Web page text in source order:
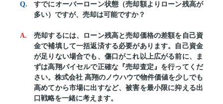
すでにオーバーローン状態（売却額よりローン残高が
多い）ですが、売却は可能ですか？
売却するには、ローン残高と売却価格の差額を自己資
金で補填して一括返済する必要があります。自己資金
が足りない場合でも、傷口がこれ以上広がる前に、ま
ずは高翔バイセルで正確な『売却査定』を行ってくだ
さい。株式会社 高翔のノウハウで物件価値を少しでも
高めてから市場に出すなど、被害を最小限に抑える出
口戦略を一緒に考えます。